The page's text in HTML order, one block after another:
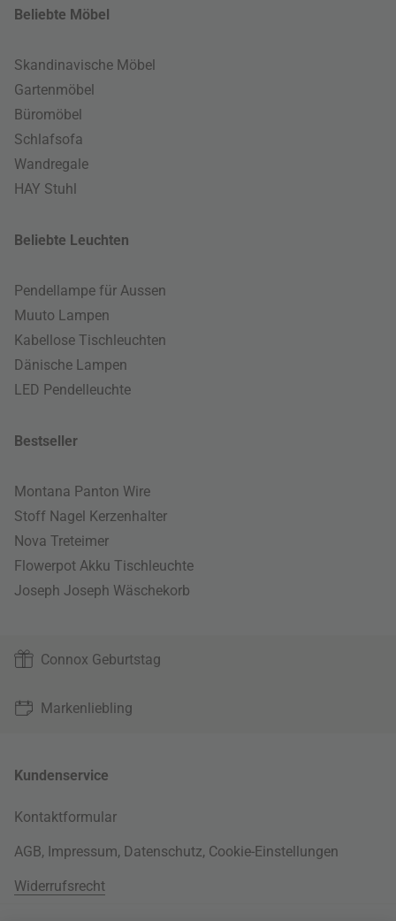
Beliebte Möbel
Skandinavische Möbel
Gartenmöbel
Büromöbel
Schlafsofa
Wandregale
HAY Stuhl
Beliebte Leuchten
Pendellampe für Aussen
Muuto Lampen
Kabellose Tischleuchten
Dänische Lampen
LED Pendelleuchte
Bestseller
Montana Panton Wire
Stoff Nagel Kerzenhalter
Nova Treteimer
Flowerpot Akku Tischleuchte
Joseph Joseph Wäschekorb
Connox Geburtstag
Markenliebling
Kundenservice
Kontaktformular
AGB, Impressum, Datenschutz, Cookie-Einstellungen
Widerrufsrecht